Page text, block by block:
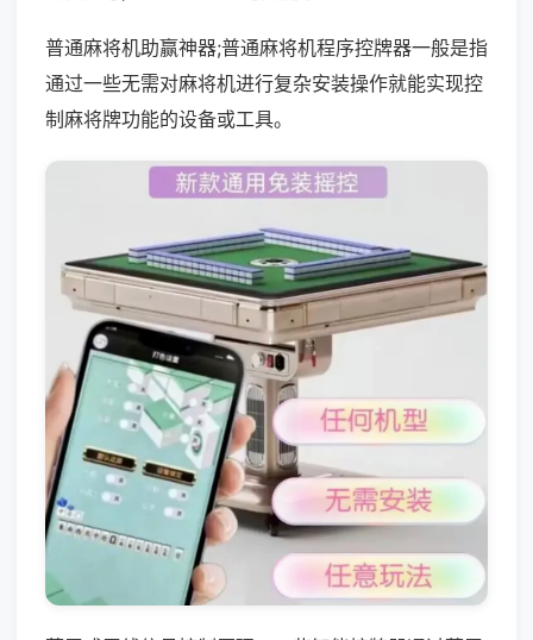
普通麻将机助赢神器;普通麻将机程序控牌器一般是指
通过一些无需对麻将机进行复杂安装操作就能实现控
制麻将牌功能的设备或工具。